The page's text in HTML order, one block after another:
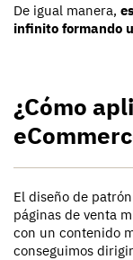
De igual manera,
infinito formando
¿Cómo
El diseño de
páginas de venta
con un contenido
conseguimos